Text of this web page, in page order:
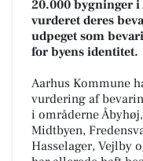
20.000 bygninger
vurderet deres
udpeget som
for byens identitet.
Aarhus Kommune
vurdering af
i områderne
Midtbyen,
Hasselager, Vejlby